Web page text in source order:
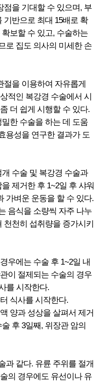
점을 기대할 수 있으며, 부
기반으로 최대 15배로 확
보할 수 있고, 수술하는
로 집도 의사의 미세한 손
절을 이용하여 자유롭게
적인 복강경 수술에서 시
더 쉽게 시행할 수 있다.
한 수술을 하는 데 도움
용성을 연구한 결과가 도
수술 및 복강경 수술과
제거한 후 1~2일 후 샤워
가벼운 운동을 할 수 있다.
음식을 소량씩 자주 나누
천천히 섭취량을 증가시키
우에는 수술 후 1~2일 내
이 절제되는 수술의 경우
를 시작한다.
식사를 시작한다.
양과 성상을 살펴서 제거
후 3일째, 위장관 암의
과 같다. 유륜 주위를 절개
의 경우에도 유선이나 유